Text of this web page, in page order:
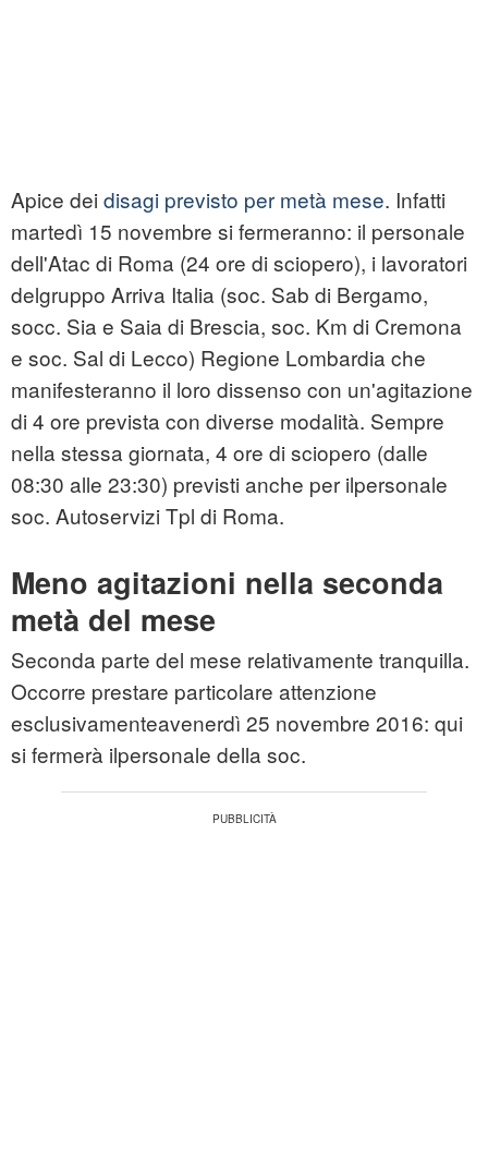
Apice dei disagi previsto per metà mese. Infatti
martedì 15 novembre si fermeranno: il personale
dell'Atac di Roma (24 ore di sciopero), i lavoratori
delgruppo Arriva Italia (soc. Sab di Bergamo,
socc. Sia e Saia di Brescia, soc. Km di Cremona
e soc. Sal di Lecco) Regione Lombardia che
manifesteranno il loro dissenso con un'agitazione
di 4 ore prevista con diverse modalità. Sempre
nella stessa giornata, 4 ore di sciopero (dalle
08:30 alle 23:30) previsti anche per ilpersonale
soc. Autoservizi Tpl di Roma.
Meno agitazioni nella seconda
metà del mese
Seconda parte del mese relativamente tranquilla.
Occorre prestare particolare attenzione
esclusivamenteavenerdì 25 novembre 2016: qui
si fermerà ilpersonale della soc.